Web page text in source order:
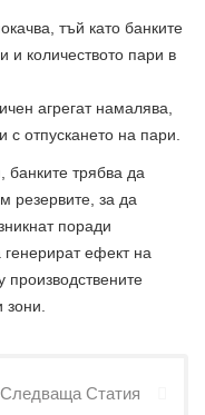
тъй като банките
и количеството пари в
агрегат намалява,
с отпускането на пари.
банките трябва да
резервите, за да
поради
генерират ефект на
Следваща Статия